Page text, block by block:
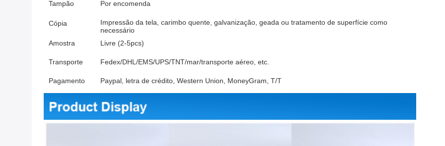
Tampão Por encomenda
Cópia
Impressão da tela, carimbo quente, galvanização, geada ou tratamento de superfície como
necessário
Amostra
Livre (2-5pcs)
Transporte Fedex/DHL/EMS/UPS/TNT/mar/transporte aéreo, etc.
Pagamento Paypal, letra de crédito, Western Union, MoneyGram, T/T